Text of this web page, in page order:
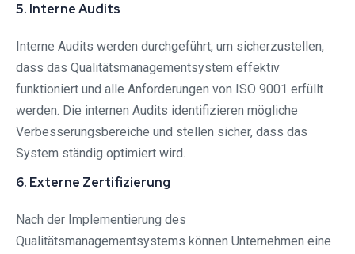
5. Interne Audits
Interne Audits werden durchgeführt, um sicherzustellen,
dass das Qualitätsmanagementsystem effektiv
funktioniert und alle Anforderungen von ISO 9001 erfüllt
werden. Die internen Audits identifizieren mögliche
Verbesserungsbereiche und stellen sicher, dass das
System ständig optimiert wird.
6. Externe Zertifizierung
Nach der Implementierung des
Qualitätsmanagementsystems können Unternehmen eine